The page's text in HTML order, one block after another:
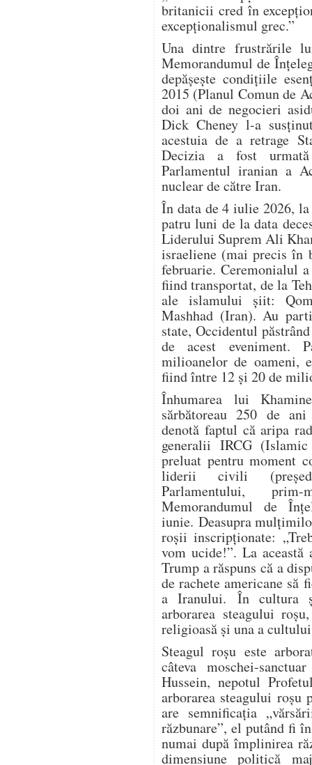
britanicii cred în
excepționalismul grec.”
Una dintre frustrările
Memorandumul de
depășește condițiile
2015 (Planul Comun de
doi ani de negocieri
Dick Cheney l-a
acestuia de a retrage
Decizia a fost
Parlamentul iranian a
nuclear de către Iran.
În data de 4 iulie 2026,
patru luni de la data
Liderului Suprem Ali
israeliene (mai precis în
februarie. Ceremonialul
fiind transportat, de la
ale islamului șiit:
Mashhad (Iran). Au
state, Occidentul
de acest eveniment.
milioanelor de oameni,
fiind între 12 și 20 de
Înhumarea lui
sărbătoreau 250 de
denotă faptul că aripa
generalii IRCG
preluat pentru moment
liderii civili
Parlamentului,
Memorandumul de
iunie. Deasupra
roșii inscripționate:
vom ucide!”. La această
Trump a răspuns că a
de rachete americane să
a Iranului. În cultura
arborarea steagului
religioasă și una a
Steagul roșu este
câteva moschei-
Hussein, nepotul
arborarea steagului roșu
are semnificația
răzbunare”, el putând fi
numai după împlinirea
dimensiune politică